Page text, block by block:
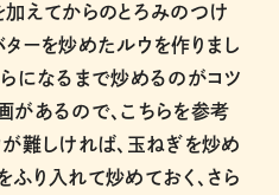
加えてからのとろみのつけ
ターを炒めたルウを作りまし
らになるまで炒めるのがコツ
があるので、こちらを参考
が難しければ、玉ねぎを炒め
り入れて炒めておく、さら